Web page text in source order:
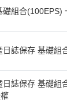
組合(100EPS)
誌保存 基礎組
誌保存 基礎組